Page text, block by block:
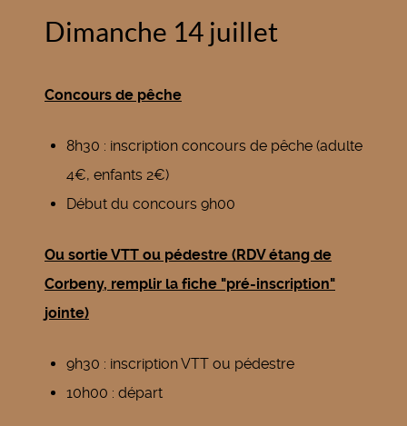
Dimanche 14 juillet
Concours de pêche
8h30 : inscription concours de pêche (adulte
4€, enfants 2€)
Début du concours 9h00
Ou sortie VTT ou pédestre (RDV étang de
Corbeny, remplir la fiche "pré-inscription"
jointe)
9h30 : inscription VTT ou pédestre
10h00 : départ